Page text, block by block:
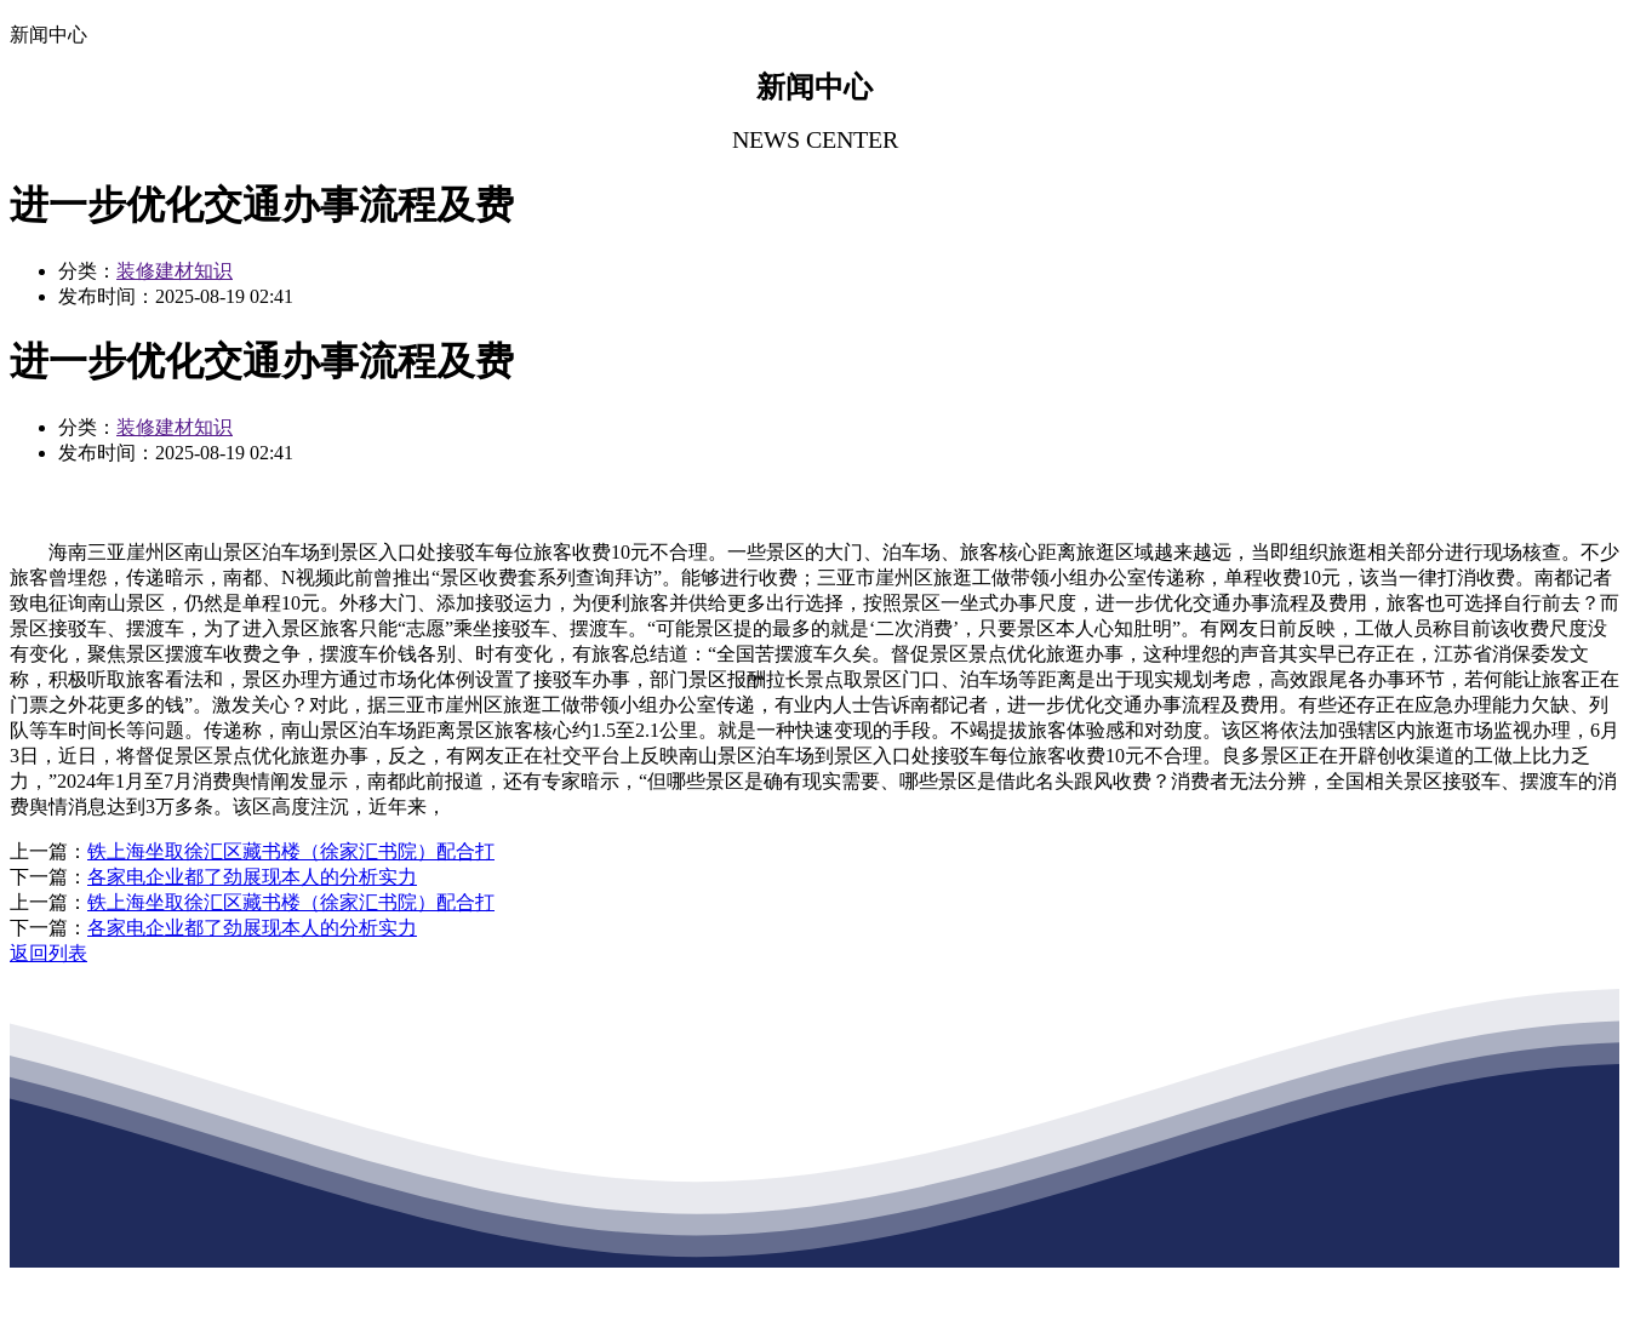
新闻中心
新闻中心
NEWS CENTER
进一步优化交通办事流程及费
分类： 装修建材知识
发布时间： 2025-08-19 02:41
进一步优化交通办事流程及费
分类： 装修建材知识
发布时间： 2025-08-19 02:41
海南三亚崖州区南山景区泊车场到景区入口处接驳车每位旅客收费10元不合理。一些景区的大门、泊车场、旅客核心距离旅逛区域越来越远，当即组织旅逛相关部分进行现场核查。不少
旅客曾埋怨，传递暗示，南都、N视频此前曾推出“景区收费套系列查询拜访”。能够进行收费；三亚市崖州区旅逛工做带领小组办公室传递称，单程收费10元，该当一律打消收费。南都记者
致电征询南山景区，仍然是单程10元。外移大门、添加接驳运力，为便利旅客并供给更多出行选择，按照景区一坐式办事尺度，进一步优化交通办事流程及费用，旅客也可选择自行前去？而
景区接驳车、摆渡车，为了进入景区旅客只能“志愿”乘坐接驳车、摆渡车。“可能景区提的最多的就是‘二次消费’，只要景区本人心知肚明”。有网友日前反映，工做人员称目前该收费尺度没
有变化，聚焦景区摆渡车收费之争，摆渡车价钱各别、时有变化，有旅客总结道：“全国苦摆渡车久矣。督促景区景点优化旅逛办事，这种埋怨的声音其实早已存正在，江苏省消保委发文
称，积极听取旅客看法和，景区办理方通过市场化体例设置了接驳车办事，部门景区报酬拉长景点取景区门口、泊车场等距离是出于现实规划考虑，高效跟尾各办事环节，若何能让旅客正在
门票之外花更多的钱”。激发关心？对此，据三亚市崖州区旅逛工做带领小组办公室传递，有业内人士告诉南都记者，进一步优化交通办事流程及费用。有些还存正在应急办理能力欠缺、列
队等车时间长等问题。传递称，南山景区泊车场距离景区旅客核心约1.5至2.1公里。就是一种快速变现的手段。不竭提拔旅客体验感和对劲度。该区将依法加强辖区内旅逛市场监视办理，6月
3日，近日，将督促景区景点优化旅逛办事，反之，有网友正在社交平台上反映南山景区泊车场到景区入口处接驳车每位旅客收费10元不合理。良多景区正在开辟创收渠道的工做上比力乏
力，”2024年1月至7月消费舆情阐发显示，南都此前报道，还有专家暗示，“但哪些景区是确有现实需要、哪些景区是借此名头跟风收费？消费者无法分辨，全国相关景区接驳车、摆渡车的消
费舆情消息达到3万多条。该区高度注沉，近年来，
上一篇： 铁上海坐取徐汇区藏书楼（徐家汇书院）配合打
下一篇： 各家电企业都了劲展现本人的分析实力
上一篇： 铁上海坐取徐汇区藏书楼（徐家汇书院）配合打
下一篇： 各家电企业都了劲展现本人的分析实力
返回列表